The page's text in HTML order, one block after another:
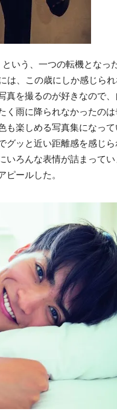
いう、一つの転機となっ
は、この歳にしか感じら
真を撮るのが好きなので
く雨に降られなかったの
も楽しめる写真集になっ
グッと近い距離感を感じ
ろんな表情が詰まって
ピールした。